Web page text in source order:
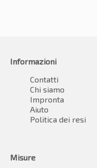
Informazioni
Contatti
Chi siamo
Impronta
Aiuto
Politica dei resi
Misure